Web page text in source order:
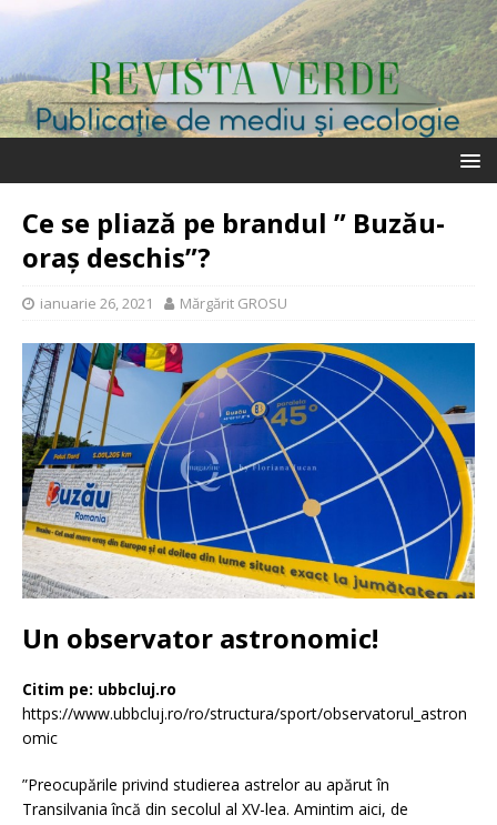
Ce se pliază pe brandul ” Buzău-
oraș deschis”?
ianuarie 26, 2021 Mărgărit GROSU
Un observator astronomic!
Citim pe: ubbcluj.ro
https://www.ubbcluj.ro/ro/structura/sport/observatorul_astron
omic
”Preocupările privind studierea astrelor au apărut în
Transilvania încă din secolul al XV-lea. Amintim aici, de